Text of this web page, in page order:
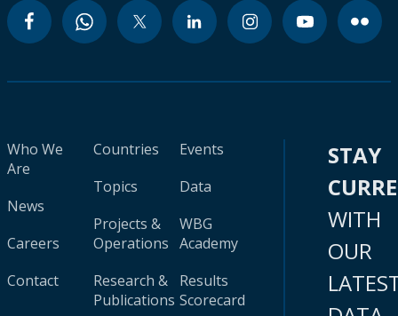
Who We
Are
News
Careers
Contact
Countries
Topics
Projects &
Operations
Research &
Publications
Events
Data
WBG
Academy
Results
Scorecard
STAY
WITH
OUR